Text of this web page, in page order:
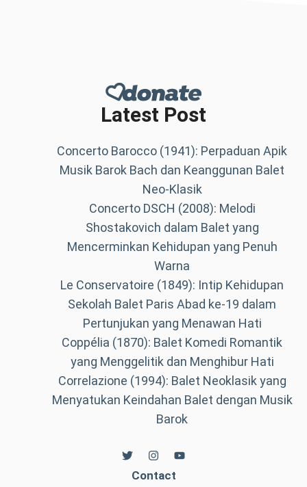
Latest Post
Concerto Barocco (1941): Perpaduan Apik
Musik Barok Bach dan Keanggunan Balet
Neo-Klasik
Concerto DSCH (2008): Melodi
Shostakovich dalam Balet yang
Mencerminkan Kehidupan yang Penuh
Warna
Le Conservatoire (1849): Intip Kehidupan
Sekolah Balet Paris Abad ke-19 dalam
Pertunjukan yang Menawan Hati
Coppélia (1870): Balet Komedi Romantik
yang Menggelitik dan Menghibur Hati
Correlazione (1994): Balet Neoklasik yang
Menyatukan Keindahan Balet dengan Musik
Barok
Contact